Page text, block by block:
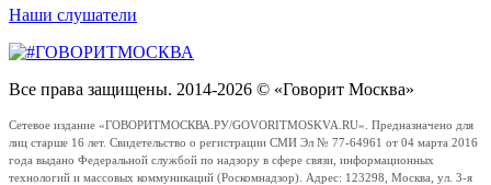
Наши слушатели
Все права защищены. 2014-2026 © «Говорит Москва»
Сетевое издание «ГОВОРИТМОСКВА.РУ/GOVORITMOSKVA.RU». Предназначено для
лиц старше 16 лет. Свидетельство о регистрации СМИ Эл № 77-64961 от 04 марта 2016
года выдано Федеральной службой по надзору в сфере связи, информационных
технологий и массовых коммуникаций (Роскомнадзор). Адрес: 123298, Москва, ул. 3-я